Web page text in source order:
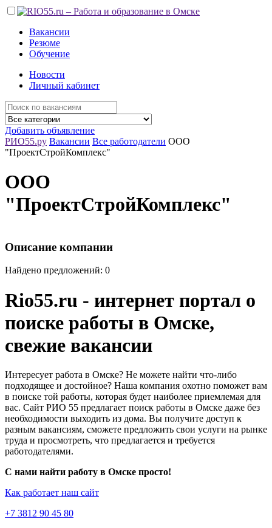
Вакансии
Резюме
Обучение
Новости
Личный кабинет
Добавить объявление
РИО55.ру Вакансии Все работодатели ООО
"ПроектСтройКомплекс"
ООО
"ПроектСтройКомплекс"
Описание компании
Найдено предложений: 0
Rio55.ru - интернет портал о
поиске работы в Омске,
свежие вакансии
Интересует работа в Омске? Не можете найти что-либо
подходящее и достойное? Наша компания охотно поможет вам
в поиске той работы, которая будет наиболее приемлемая для
вас. Сайт РИО 55 предлагает поиск работы в Омске даже без
необходимости выходить из дома. Вы получите доступ к
разным вакансиям, сможете предложить свои услуги на рынке
труда и просмотреть, что предлагается и требуется
работодателями.
С нами найти работу в Омске просто!
Как работает наш сайт
+7 3812 90 45 80